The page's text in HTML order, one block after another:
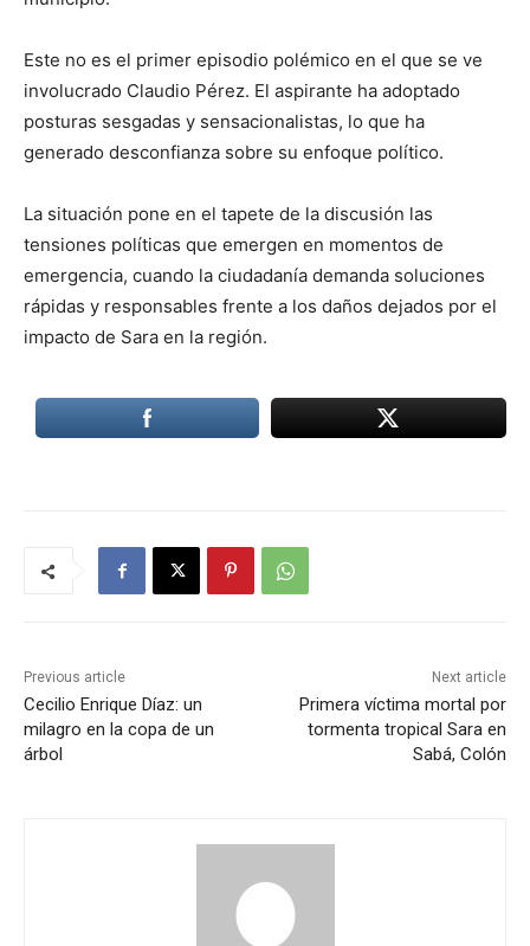
Este no es el primer episodio polémico en el que se ve
involucrado Claudio Pérez. El aspirante ha adoptado
posturas sesgadas y sensacionalistas, lo que ha
generado desconfianza sobre su enfoque político.
La situación pone en el tapete de la discusión las
tensiones políticas que emergen en momentos de
emergencia, cuando la ciudadanía demanda soluciones
rápidas y responsables frente a los daños dejados por el
impacto de Sara en la región.
Previous article
Cecilio Enrique Díaz: un
milagro en la copa de un
árbol
Next article
Primera víctima mortal por
tormenta tropical Sara en
Sabá, Colón